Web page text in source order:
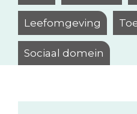
Leefomgeving
Sociaal domein